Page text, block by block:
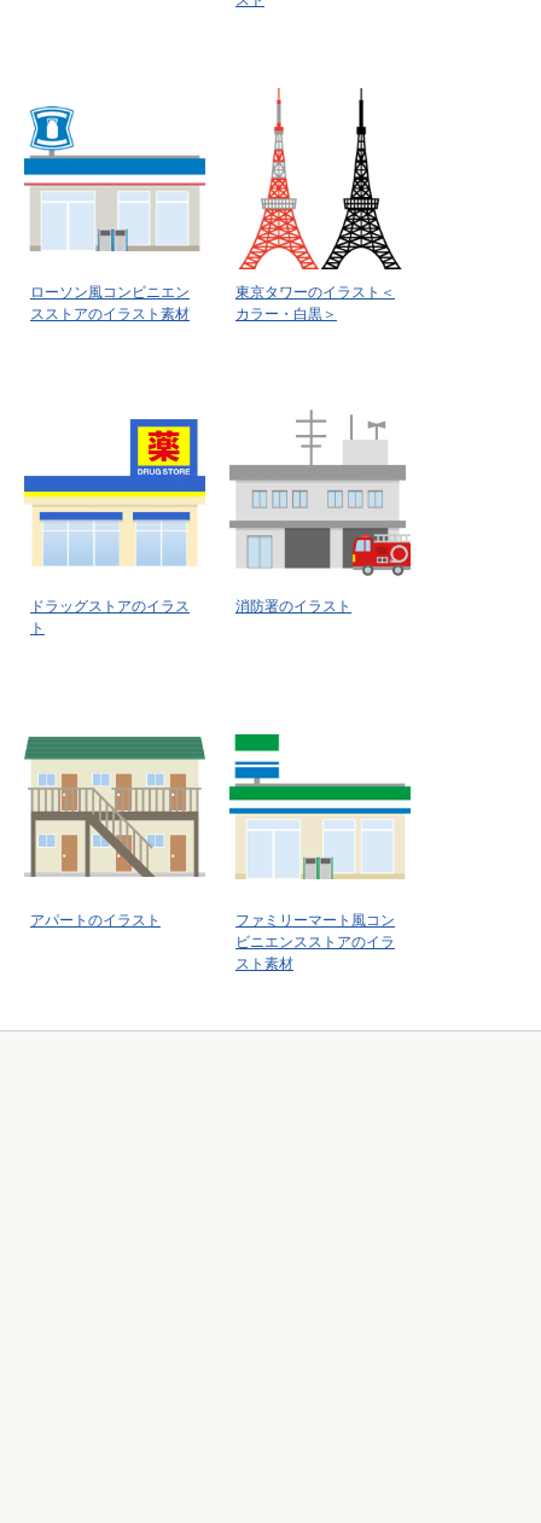
ローソン風コンビニエン
スストアのイラスト素材
東京タワーのイラスト＜
カラー・白黒＞
ドラッグストアのイラス
ト
消防署のイラスト
アパートのイラスト
ファミリーマート風コン
ビニエンスストアのイラ
スト素材